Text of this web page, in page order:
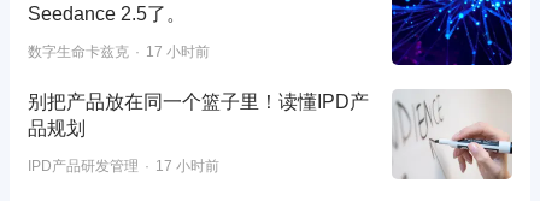
Seedance 2.5了。
数字生命卡兹克 17 小时前
别把产品放在同一个篮子里！读懂IPD产
品规划
IPD产品研发管理 17 小时前